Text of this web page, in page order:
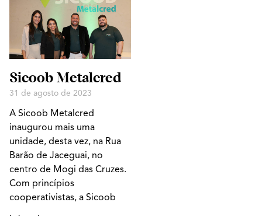
Sicoob Metalcred
31 de agosto de 2023
A Sicoob Metalcred
inaugurou mais uma
unidade, desta vez, na Rua
Barão de Jaceguai, no
centro de Mogi das Cruzes.
Com princípios
cooperativistas, a Sicoob